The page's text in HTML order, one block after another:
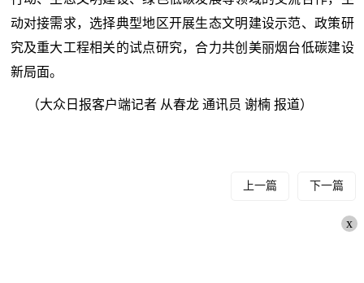
动对接需求，选择典型地区开展生态文明建设示范、政策研
究及重大工程相关的试点研究，合力共创美丽烟台低碳建设
新局面。
（大众日报客户端记者 从春龙 通讯员 谢楠 报道）
上一篇 下一篇
x